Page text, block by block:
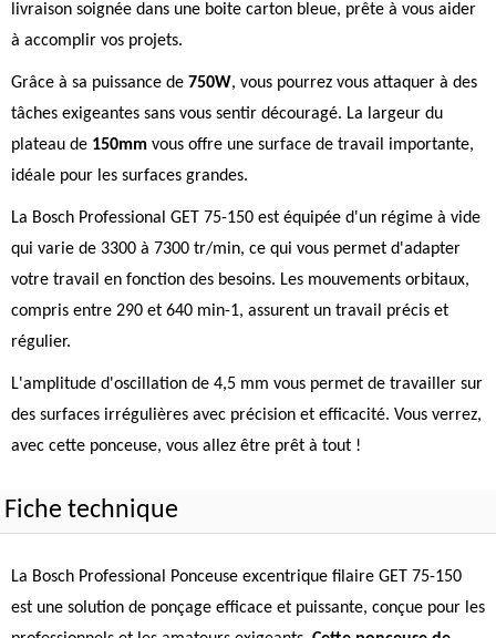
livraison soignée dans une boite carton bleue, prête à vous aider
à accomplir vos projets.
Grâce à sa puissance de 750W, vous pourrez vous attaquer à des
tâches exigeantes sans vous sentir découragé. La largeur du
plateau de 150mm vous offre une surface de travail importante,
idéale pour les surfaces grandes.
La Bosch Professional GET 75-150 est équipée d'un régime à vide
qui varie de 3300 à 7300 tr/min, ce qui vous permet d'adapter
votre travail en fonction des besoins. Les mouvements orbitaux,
compris entre 290 et 640 min-1, assurent un travail précis et
régulier.
L'amplitude d'oscillation de 4,5 mm vous permet de travailler sur
des surfaces irrégulières avec précision et efficacité. Vous verrez,
avec cette ponceuse, vous allez être prêt à tout !
Fiche technique
La Bosch Professional Ponceuse excentrique filaire GET 75-150
est une solution de ponçage efficace et puissante, conçue pour les